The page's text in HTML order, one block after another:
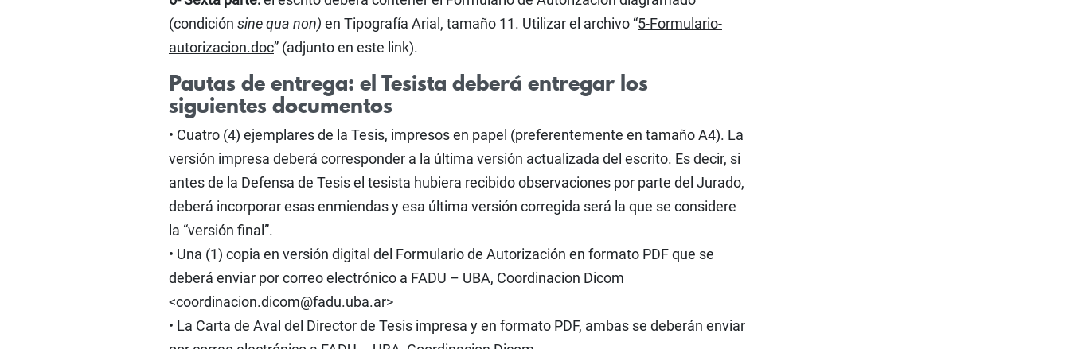
(condición sine qua non) en Tipografía Arial, tamaño 11. Utilizar el archivo “5-Formulario-
autorizacion.doc” (adjunto en este link).
Pautas de entrega: el Tesista deberá entregar los
siguientes documentos
• Cuatro (4) ejemplares de la Tesis, impresos en papel (preferentemente en tamaño A4). La
versión impresa deberá corresponder a la última versión actualizada del escrito. Es decir, si
antes de la Defensa de Tesis el tesista hubiera recibido observaciones por parte del Jurado,
deberá incorporar esas enmiendas y esa última versión corregida será la que se considere
la “versión final”.
• Una (1) copia en versión digital del Formulario de Autorización en formato PDF que se
deberá enviar por correo electrónico a FADU – UBA, Coordinacion Dicom
<coordinacion.dicom@fadu.uba.ar>
• La Carta de Aval del Director de Tesis impresa y en formato PDF, ambas se deberán enviar